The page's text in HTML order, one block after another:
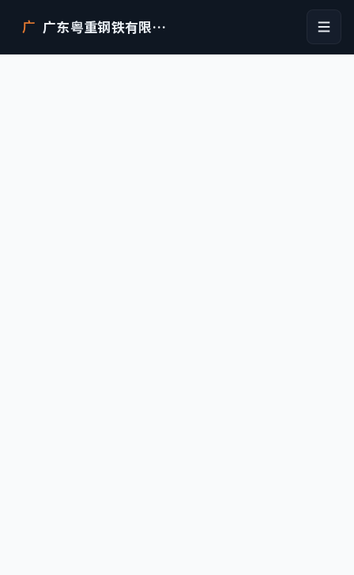
广 广东粤重钢铁有限公司